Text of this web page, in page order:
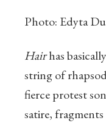
Photo: Edyta
Hairhas
string of
fierce protest
satire,